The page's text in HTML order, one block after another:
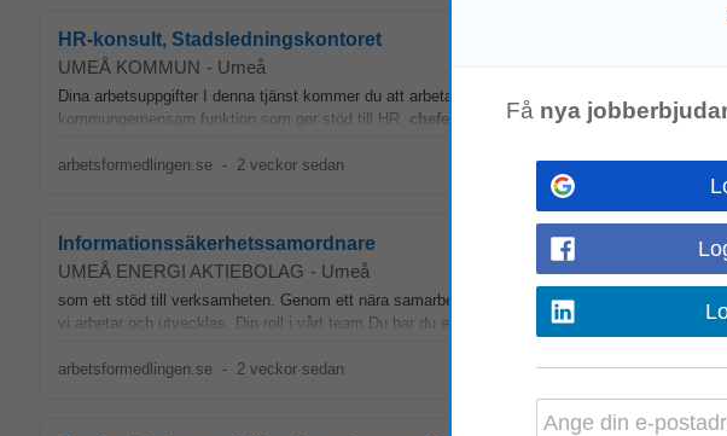
HR-konsult, Stadsledningskontoret
UMEÅ KOMMUN - Umeå
Dina arbetsuppgifter I denna tjänst kommer du att arbeta inom teamet Rekrytering och
kommungemensam funktion som ger stöd till HR, chefer och medborgare i frågor som rör
arbetsformedlingen.se - 2 veckor sedan
Informationssäkerhetssamordnare
UMEÅ ENERGI AKTIEBOLAG - Umeå
som ett stöd till verksamheten. Genom ett nära samarbete med chefer, ledning och
vi arbetar och utvecklas. Din roll i vårt team Du har du en central roll i att driva...
Visa mer
arbetsformedlingen.se - 2 veckor sedan
Få nya